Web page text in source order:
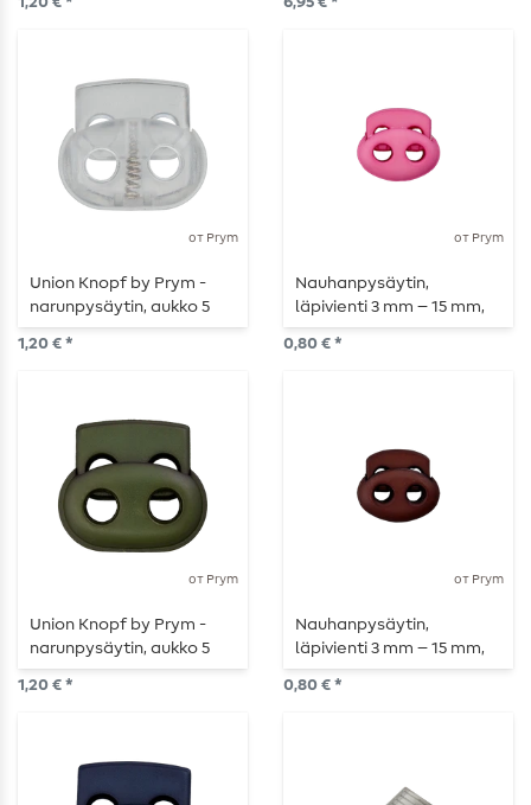
от Prym
Union Knopf by Prym -
narunpysäytin, aukko 5
mm, pituus 25 mm,
1,20 € *
от Prym
Nauhanpysäytin,
läpivienti 3 mm – 15 mm,
vaaleanpunainen
0,80 € *
от Prym
Union Knopf by Prym -
narunpysäytin, aukko 5
mm, pituus 25 mm,
1,20 € *
от Prym
Nauhanpysäytin,
läpivienti 3 mm – 15 mm,
punaruskea
0,80 € *